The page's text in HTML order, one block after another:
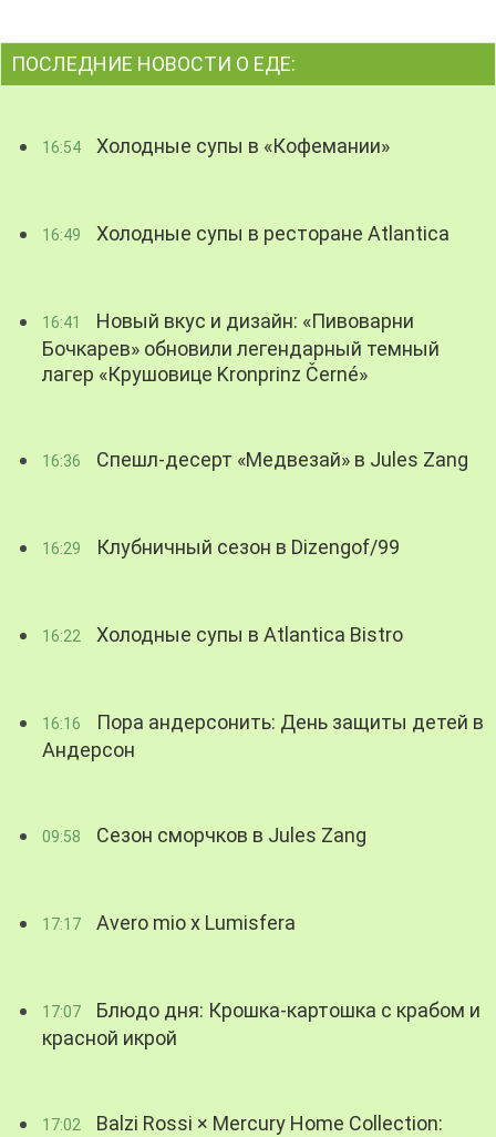
ПОСЛЕДНИЕ НОВОСТИ О ЕДЕ:
16:54 Холодные супы в «Кофемании»
16:49 Холодные супы в ресторане Atlantica
16:41
Новый вкус и дизайн: «Пивоварни
Бочкарев» обновили легендарный темный
лагер «Крушовице Kronprinz Černé»
16:36 Спешл-десерт «Медвезай» в Jules Zang
16:29 Клубничный сезон в Dizengof/99
16:22 Холодные супы в Atlantica Bistro
16:16
Пора андерсонить: День защиты детей в
Андерсон
09:58 Сезон сморчков в Jules Zang
17:17 Avero mio x Lumisfera
17:07
Блюдо дня: Крошка-картошка с крабом и
красной икрой
17:02
Balzi Rossi × Mercury Home Collection: